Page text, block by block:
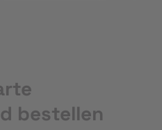
bestellen